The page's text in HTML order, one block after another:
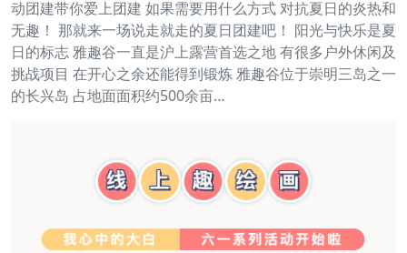
动团建带你爱上团建 如果需要用什么方式 对抗夏日的炎热和
无趣！ 那就来一场说走就走的夏日团建吧！ 阳光与快乐是夏
日的标志 雅趣谷一直是沪上露营首选之地 有很多户外休闲及
挑战项目 在开心之余还能得到锻炼 雅趣谷位于崇明三岛之一
的长兴岛 占地面面积约500余亩…